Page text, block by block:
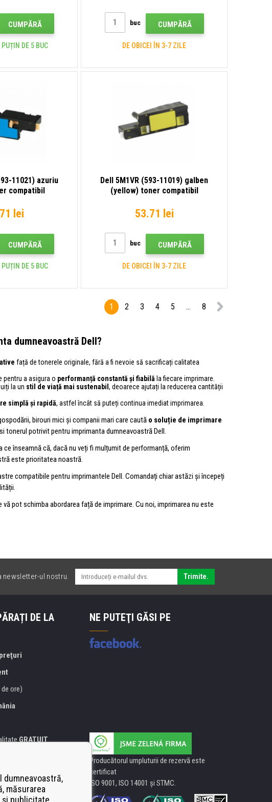
CUMPĂRĂ
DE 5 BUC
buc CUMPĂRĂ
DE OBICEI ÎN 3-7 ZILE
11021) azuriu
compatibil
lei
CUMPĂRĂ
DE 5 BUC
Dell 5M1VR (593-11019) galben
(yellow) toner compatibil
53.71 lei
buc CUMPĂRĂ
DE OBICEI ÎN 3-7 ZILE
1 2 3 4 5 ... 8
dumneavoastră Dell?
față de tonerele originale, fără a fi nevoie să sacrificați calitatea
pentru a asigura o performanță constantă și fiabilă la fiecare imprimare.
la un stil de viață mai sustenabil , deoarece ajutați la reducerea cantității
simplă și rapidă, astfel încât să puteți continua imediat imprimarea.
birouri mici și companii mari care caută o soluție de imprimare
tonerul potrivit pentru imprimanta dumneavoastră Dell.
ce înseamnă că, dacă nu veți fi mulțumit de performanță, oferim
este prioritatea noastră.
compatibile pentru imprimantele Dell. Comandați chiar astăzi și începeți
pot schimba abordarea față de imprimare. Cu noi, imprimarea nu este
newsletter-ul nostru. Trimite.
DE LA
preţuri
ore)
GRATUIT
NE PUTEŢI GĂSI PE
Producătorul umpluturii de rezervă este
certificat
ISO 9001, ISO 14001 şi STMC.
măsurarea
și publicitate